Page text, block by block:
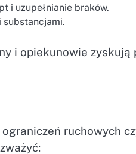
i uzupełnianie braków.
i opiekunowie zyskują
ruchowych